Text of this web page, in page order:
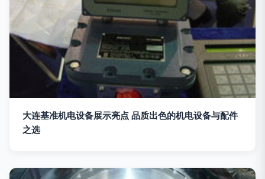
大连基准机电设备展示亮点 品质出色的机电设备与配件
之选